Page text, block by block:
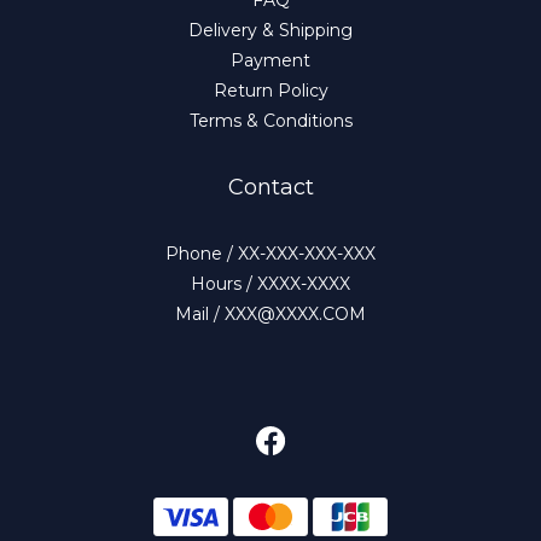
Delivery & Shipping
Payment
Return Policy
Terms & Conditions
Contact
Phone / XX-XXX-XXX-XXX
Hours / XXXX-XXXX
Mail / XXX@XXXX.COM